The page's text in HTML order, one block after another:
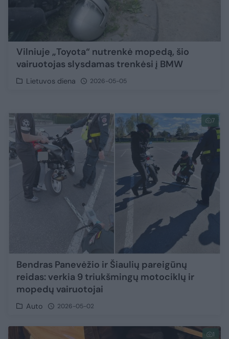
Vilniuje „Toyota“ nutrenkė mopedą, šio
vairuotojas slysdamas trenkėsi į BMW
Lietuvos diena 2026-05-05
7
Bendras Panevėžio ir Šiaulių pareigūnų
reidas: verkia 9 triukšmingų motociklų ir
mopedų vairuotojai
Auto 2026-05-02
1